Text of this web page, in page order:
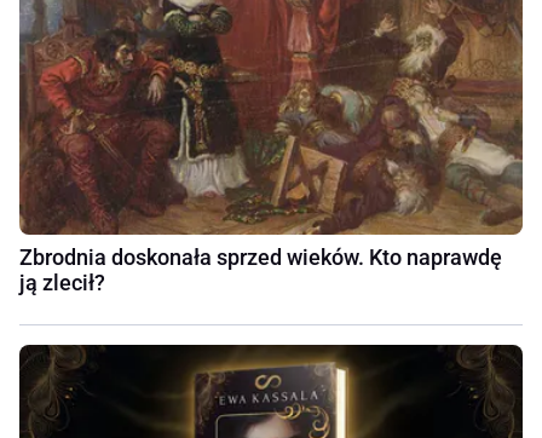
Zbrodnia doskonała sprzed wieków. Kto naprawdę
ją zlecił?